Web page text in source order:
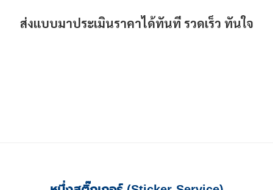
ส่งแบบมาประเมินราคาได้ทันที รวดเร็ว ทันใจ